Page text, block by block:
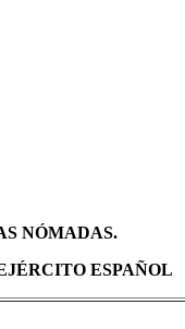
NÓMADAS.
ESPAÑOL